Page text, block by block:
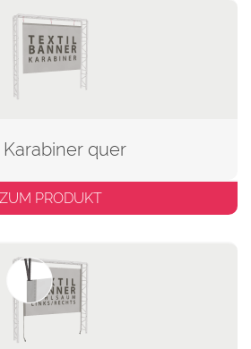
Karabiner quer
ZUM PRODUKT